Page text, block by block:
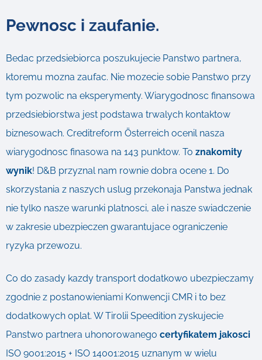
Pewnosc i zaufanie.
Bedac przedsiebiorca poszukujecie Panstwo partnera,
ktoremu mozna zaufac. Nie mozecie sobie Panstwo przy
tym pozwolic na eksperymenty. Wiarygodnosc finansowa
przedsiebiorstwa jest podstawa trwalych kontaktow
biznesowach. Creditreform Österreich ocenil nasza
wiarygodnosc finasowa na 143 punktow. To znakomity
wynik! D&B przyznal nam rownie dobra ocene 1. Do
skorzystania z naszych uslug przekonaja Panstwa jednak
nie tylko nasze warunki platnosci, ale i nasze swiadczenie
w zakresie ubezpieczen gwarantujace ograniczenie
ryzyka przewozu.
Co do zasady kazdy transport dodatkowo ubezpieczamy
zgodnie z postanowieniami Konwencji CMR i to bez
dodatkowych oplat. W Tirolii Speedition zyskujecie
Panstwo partnera uhonorowanego certyfikatem jakosci
ISO 9001:2015 + ISO 14001:2015 uznanym w wielu